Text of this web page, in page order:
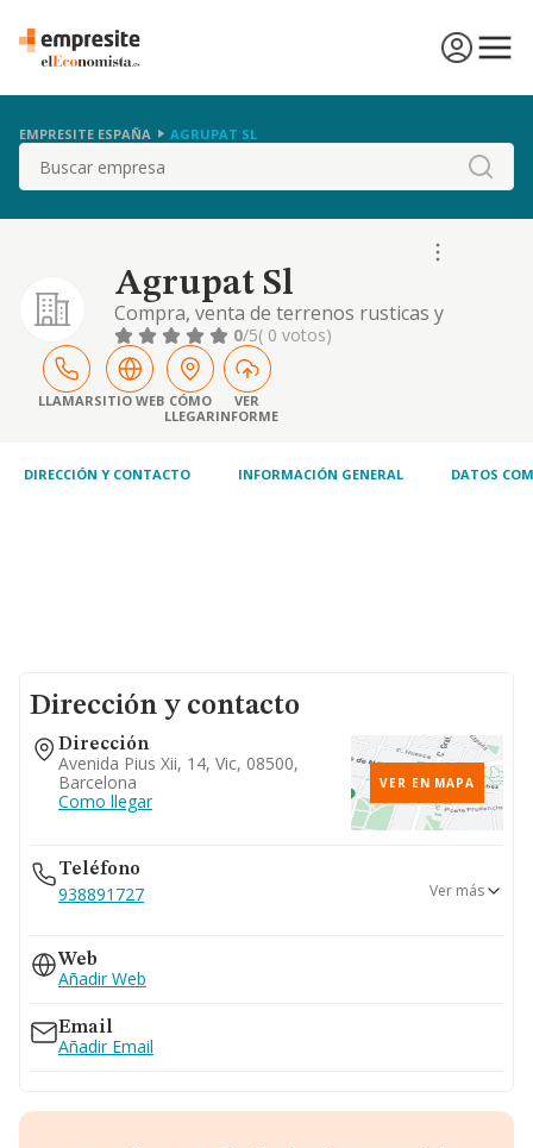
EMPRESITE ESPAÑA AGRUPAT SL
Buscar
Agrupat Sl
Compra, venta de terrenos rusticas y
urbanos.construccion y promocion de toda
clase de inmuebles. compra, venta y
arrendamiento de toda clase de inmuebles
0/5( 0 votos)
LLAMARSITIO WEB CÓMO
LLEGAR
VER
INFORME
DIRECCIÓN Y CONTACTO INFORMACIÓN GENERAL DATOS
Dirección y contacto
Dirección
Avenida Pius Xii, 14, Vic, 08500,
Barcelona
Como llegar
VER EN MAPA
Teléfono
938891727
607...
Ver teléfono 607...
973275158
Ver más
Web
Añadir Web
Email
Añadir Email